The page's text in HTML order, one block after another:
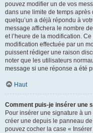
pouvez modifier un de vos
dans une limite de temps
quelqu’un a déjà répondu à
message affichera le nombre
et l’heure de la modification. Ce
modification effectuée par un
puissent rédiger une raison
noter que les utilisateurs
message si une réponse a été
Haut
Comment puis-je insérer une
Pour insérer une signature à
créer une depuis le panneau
pouvez cocher la case «